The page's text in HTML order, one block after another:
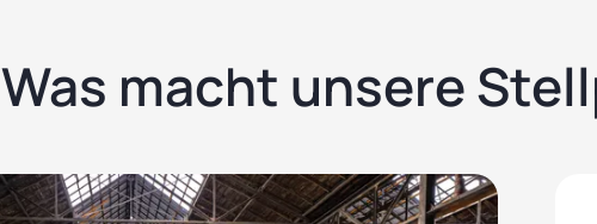
Was macht unsere